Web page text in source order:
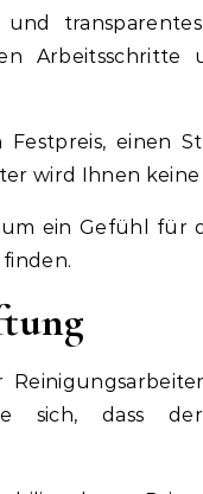
Arbeitsschritte
einen
wird Ihnen
ein Gefühl
sich, dass